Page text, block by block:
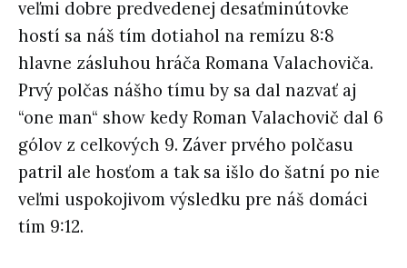
veľmi dobre predvedenej desaťminútovke
hostí sa náš tím dotiahol na remízu 8:8
hlavne zásluhou hráča Romana Valachoviča.
Prvý polčas nášho tímu by sa dal nazvať aj
“one man“ show kedy Roman Valachovič dal 6
gólov z celkových 9. Záver prvého polčasu
patril ale hosťom a tak sa išlo do šatní po nie
veľmi uspokojivom výsledku pre náš domáci
tím 9:12.